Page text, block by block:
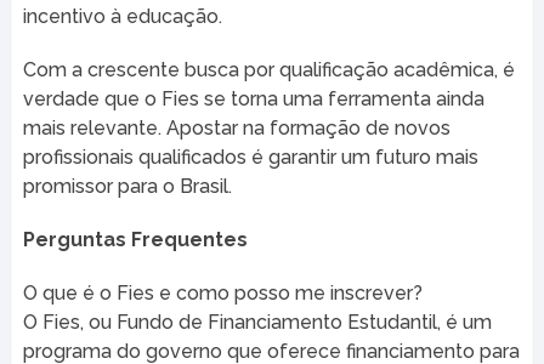
incentivo à educação.
Com a crescente busca por qualificação acadêmica, é
verdade que o Fies se torna uma ferramenta ainda
mais relevante. Apostar na formação de novos
profissionais qualificados é garantir um futuro mais
promissor para o Brasil.
Perguntas Frequentes
O que é o Fies e como posso me inscrever?
O Fies, ou Fundo de Financiamento Estudantil, é um
programa do governo que oferece financiamento para